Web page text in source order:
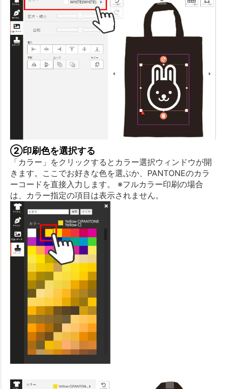
②印刷色を選択する
「カラー」をクリックするとカラー選択ウィンドウが開
きます。ここでお好きな色を選ぶか、PANTONEのカラ
ーコードを直接入力します。 ※フルカラー印刷の場合
は、カラー指定の項目は表示されません。